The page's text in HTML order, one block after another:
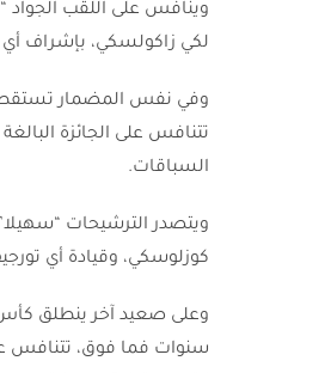
وينافس على اللقب الجواد
لكي زاكولسكي، بإشراف أي
السباقات.
ويتصدر الترشيحات
كوزلوسكي، وقيادة أي